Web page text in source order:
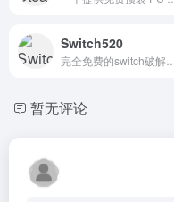
Switch520
暂无评论